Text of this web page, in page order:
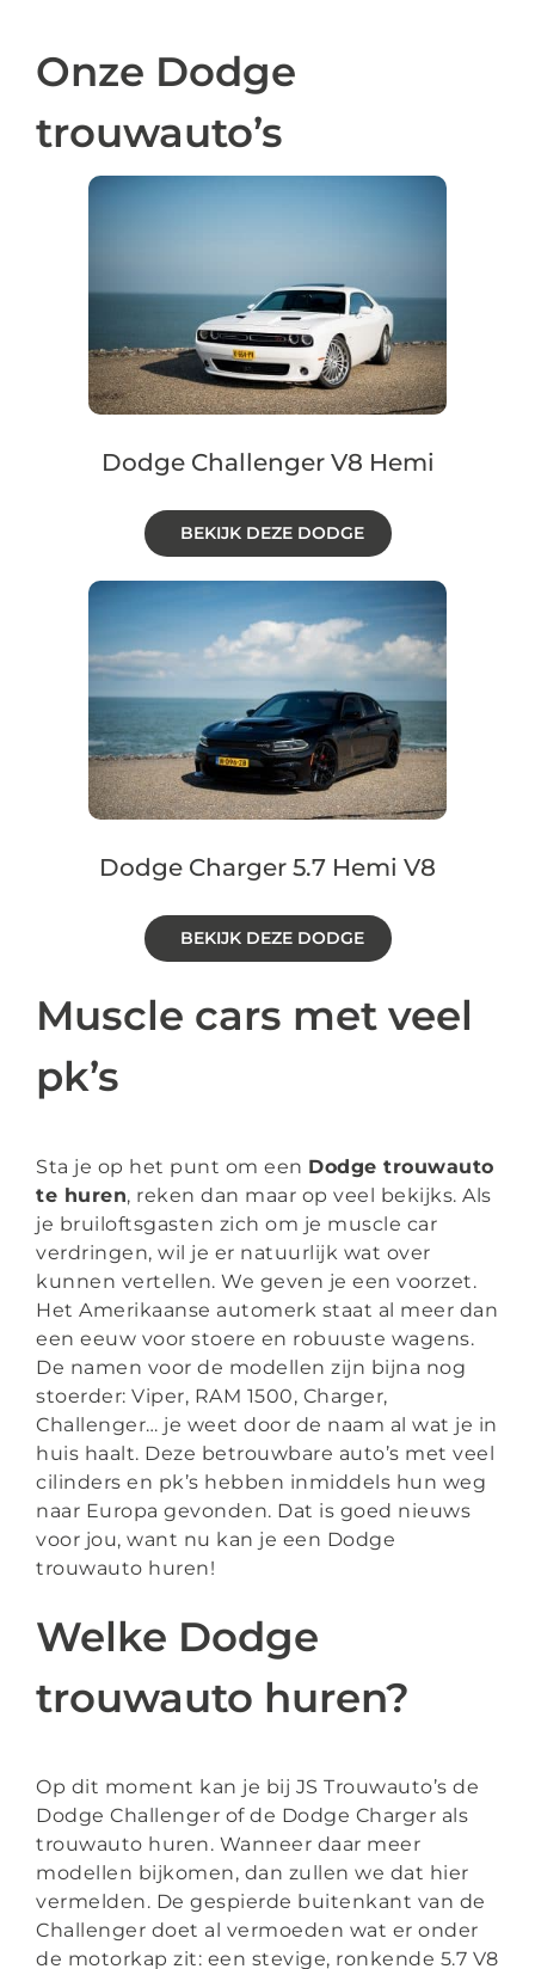
Onze Dodge
trouwauto’s
Dodge Challenger V8 Hemi
BEKIJK DEZE DODGE
Dodge Charger 5.7 Hemi V8
BEKIJK DEZE DODGE
Muscle cars met veel
pk’s
Sta je op het punt om een Dodge trouwauto
te huren, reken dan maar op veel bekijks. Als
je bruiloftsgasten zich om je muscle car
verdringen, wil je er natuurlijk wat over
kunnen vertellen. We geven je een voorzet.
Het Amerikaanse automerk staat al meer dan
een eeuw voor stoere en robuuste wagens.
De namen voor de modellen zijn bijna nog
stoerder: Viper, RAM 1500, Charger,
Challenger… je weet door de naam al wat je in
huis haalt. Deze betrouwbare auto’s met veel
cilinders en pk’s hebben inmiddels hun weg
naar Europa gevonden. Dat is goed nieuws
voor jou, want nu kan je een Dodge
trouwauto huren!
Welke Dodge
trouwauto huren?
Op dit moment kan je bij JS Trouwauto’s de
Dodge Challenger of de Dodge Charger als
trouwauto huren. Wanneer daar meer
modellen bijkomen, dan zullen we dat hier
vermelden. De gespierde buitenkant van de
Challenger doet al vermoeden wat er onder
de motorkap zit: een stevige, ronkende 5.7 V8